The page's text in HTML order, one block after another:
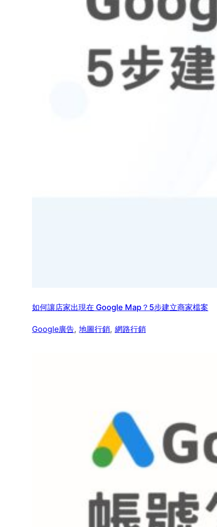
如何讓店家出現在 Google Map？5步建立商家檔案
Google廣告, 地圖行銷, 網路行銷